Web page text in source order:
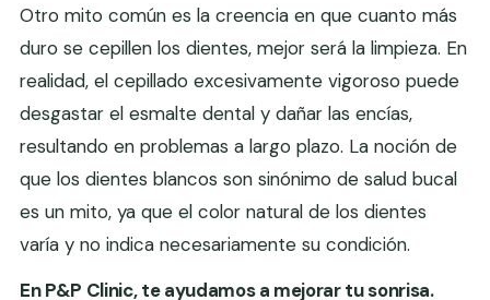
Otro mito común es la creencia en que cuanto más
duro se cepillen los dientes, mejor será la limpieza. En
realidad, el cepillado excesivamente vigoroso puede
desgastar el esmalte dental y dañar las encías,
resultando en problemas a largo plazo. La noción de
que los dientes blancos son sinónimo de salud bucal
es un mito, ya que el color natural de los dientes
varía y no indica necesariamente su condición.
En P&P Clinic, te ayudamos a mejorar tu sonrisa.